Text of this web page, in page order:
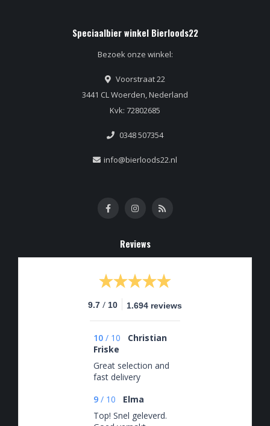
Speciaalbier winkel Bierloods22
Bezoek onze winkel:
Voorstraat 22
3441 CL Woerden, Nederland
Kvk: 72802685
0348 507354
info@bierloods22.nl
Reviews
9.7 / 10 1.694 reviews
10 / 10
Christian
Friske
Great selection and
fast delivery
9 / 10
Elma
Top! Snel geleverd.